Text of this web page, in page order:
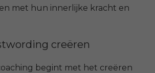
met hun innerlijke kracht en
creëren
begint met het creëren